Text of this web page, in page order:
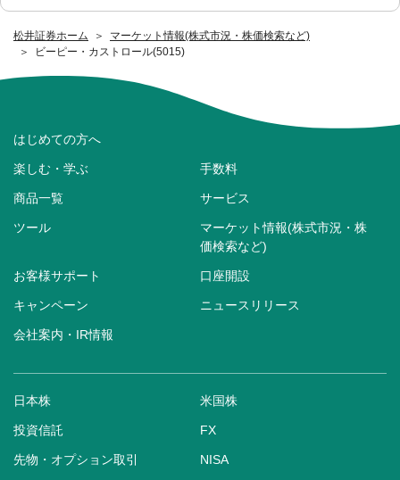
松井証券ホーム
マーケット情報(株式市況・株価検索など)
ビーピー・カストロール(5015)
はじめての方へ
楽しむ・学ぶ 手数料
商品一覧 サービス
ツール
マーケット情報(株式市況・株
価検索など)
お客様サポート 口座開設
キャンペーン ニュースリリース
会社案内・IR情報
日本株 米国株
投資信託 FX
先物・オプション取引 NISA